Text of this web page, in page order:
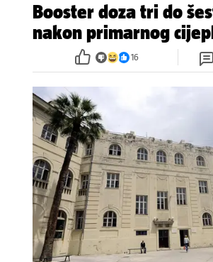
Booster doza tri do
nakon primarnog
16